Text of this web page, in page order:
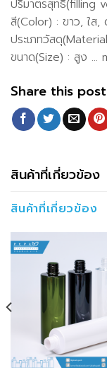
ปริมาตรสุทธิ(filling
สี(Color) : ขาว, ใส,
ประเภทวัสดุ
ขนาด(Size) : สูง …
Share this
สินค้าที่เกี่ยวข้อง
สินค้าที่เกี่ยวข้อง